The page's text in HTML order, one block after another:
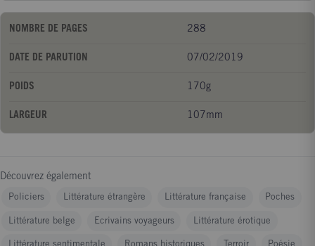
NOMBRE DE PAGES 288
DATE DE PARUTION 07/02/2019
POIDS 170g
LARGEUR 107mm
Découvrez également
Policiers Littérature étrangère Littérature française Poches
Littérature belge Ecrivains voyageurs Littérature érotique
Littérature sentimentale Romans historiques Terroir Poésie